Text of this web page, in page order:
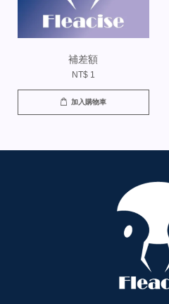
補差額
NT$ 1
加入購物車